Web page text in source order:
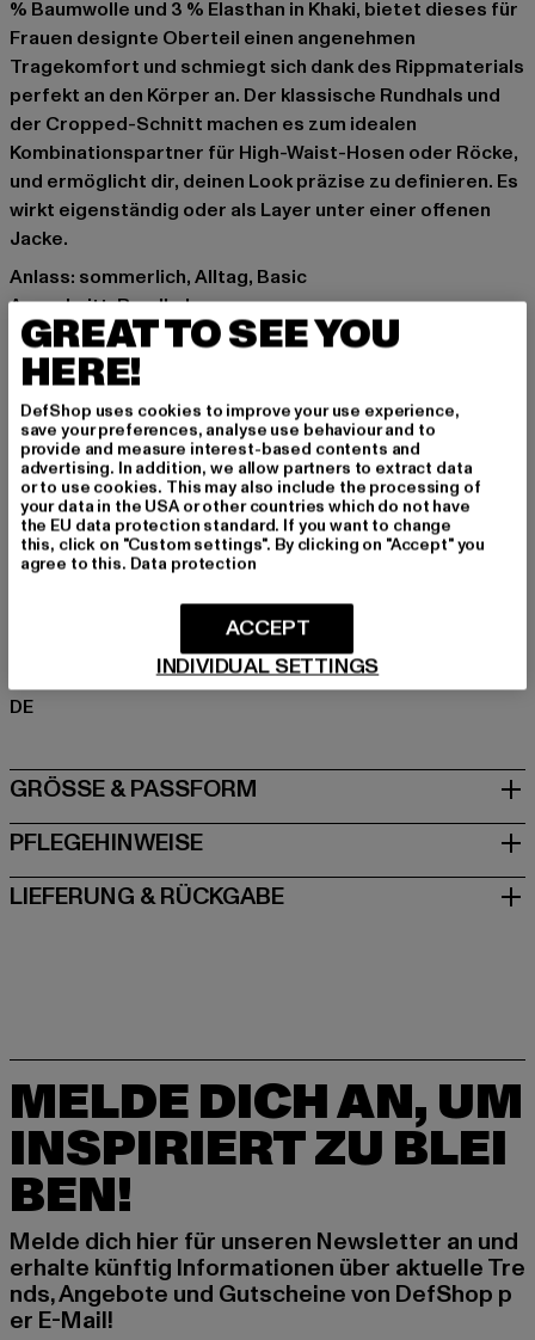
% Baumwolle und 3 % Elasthan in Khaki, bietet dieses für
Frauen designte Oberteil einen angenehmen
Tragekomfort und schmiegt sich dank des Rippmaterials
perfekt an den Körper an. Der klassische Rundhals und
der Cropped-Schnitt machen es zum idealen
Kombinationspartner für High-Waist-Hosen oder Röcke,
und ermöglicht dir, deinen Look präzise zu definieren. Es
wirkt eigenständig oder als Layer unter einer offenen
Jacke.
Anlass: sommerlich, Alltag, Basic
Ausschnitt: Rundhals
Ärmelart: Ärmellos
Muster: Unifarben
Schnitt: Kurz
Marke: Urban Classics
Kat.: Tank Tops
Farbe: beige
Hersteller Farbe: softseagrass
Materialzusammensetzung: 97% Baumwolle, 3%
Elasthan
Hersteller: TB International GmbH |info@tbint.de
Dr.-Robert-Murjahn-Straße 7 | 64372 Ober-Ramstadt |
DE
GRÖSSE & PASSFORM
PFLEGEHINWEISE
LIEFERUNG & RÜCKGABE
MELDE DICH AN, UM
INSPIRIERT ZU BLEI
BEN!
Melde dich hier für unseren Newsletter an und
erhalte künftig Informationen über aktuelle Tre
nds, Angebote und Gutscheine von DefShop p
er E-Mail!
GREAT TO SEE YOU
HERE!
DefShop uses cookies to improve your use experience,
save your preferences, analyse use behaviour and to
provide and measure interest-based contents and
advertising. In addition, we allow partners to extract data
or to use cookies. This may also include the processing of
your data in the USA or other countries which do not have
the EU data protection standard. If you want to change
this, click on "Custom settings". By clicking on "Accept" you
agree to this. Data protection
INDIVIDUAL SETTINGS
ACCEPT